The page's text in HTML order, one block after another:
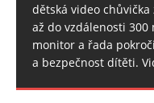
dětská video
až do vzdálenosti
monitor a řada
a bezpečnost dítěti.